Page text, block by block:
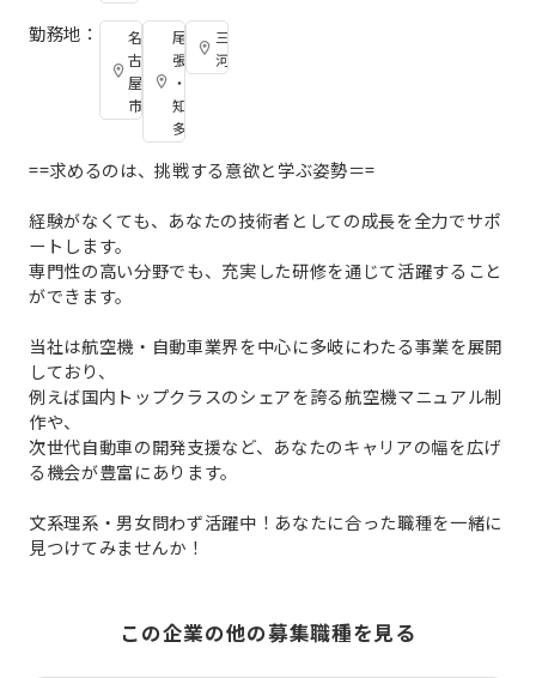
勤務地：
名
古
屋
市
尾
張
・
知
多
三
河
==求めるのは、挑戦する意欲と学ぶ姿勢＝=
経験がなくても、あなたの技術者としての成長を全力でサポ
ートします。
専門性の高い分野でも、充実した研修を通じて活躍すること
ができます。
当社は航空機・自動車業界を中心に多岐にわたる事業を展開
しており、
例えば国内トップクラスのシェアを誇る航空機マニュアル制
作や、
次世代自動車の開発支援など、あなたのキャリアの幅を広げ
る機会が豊富にあります。
文系理系・男女問わず活躍中！あなたに合った職種を一緒に
見つけてみませんか！
この企業の他の募集職種を見る